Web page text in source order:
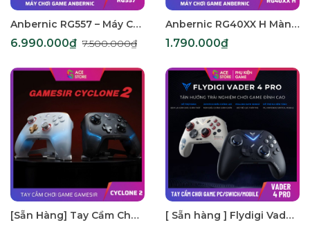
Anbernic RG557 – Máy Chơi Game Cầm Tay Android Màn Hình AMOLED 5.5 inch
6.990.000₫ 7.500.000₫
Anbernic RG40XX H Màn Hình Ngang - Máy chơi game Retro giả lập hỗ trợ xuất TV và tay cầm chơi game
1.790.000₫
[Sẵn Hàng] Tay Cầm Chơi Game GameSir CYCLONE 2 | Tay cầm chơi game GameSir hỗ trợ đa nền tảng IOS, ANDROID, SWITCH, PC, Steam Deck [ Sẵn hàng ] Flydigi Vader 4 Pro | Tay Cầm Chơi Game 1000Hz – Hỗ Trợ Mobile, PC, Switch